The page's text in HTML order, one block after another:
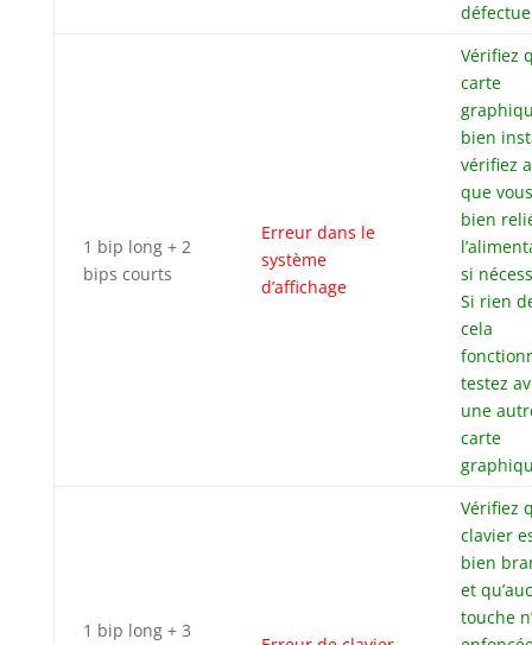
1 bip long + 2
bips courts
Erreur dans le
système
d’affichage
Vérifiez
carte
bien
vérifiez
que
bien
si
Si rien
cela
testez
une
carte
1 bip long + 3
Vérifiez
clavier
bien
et
touche